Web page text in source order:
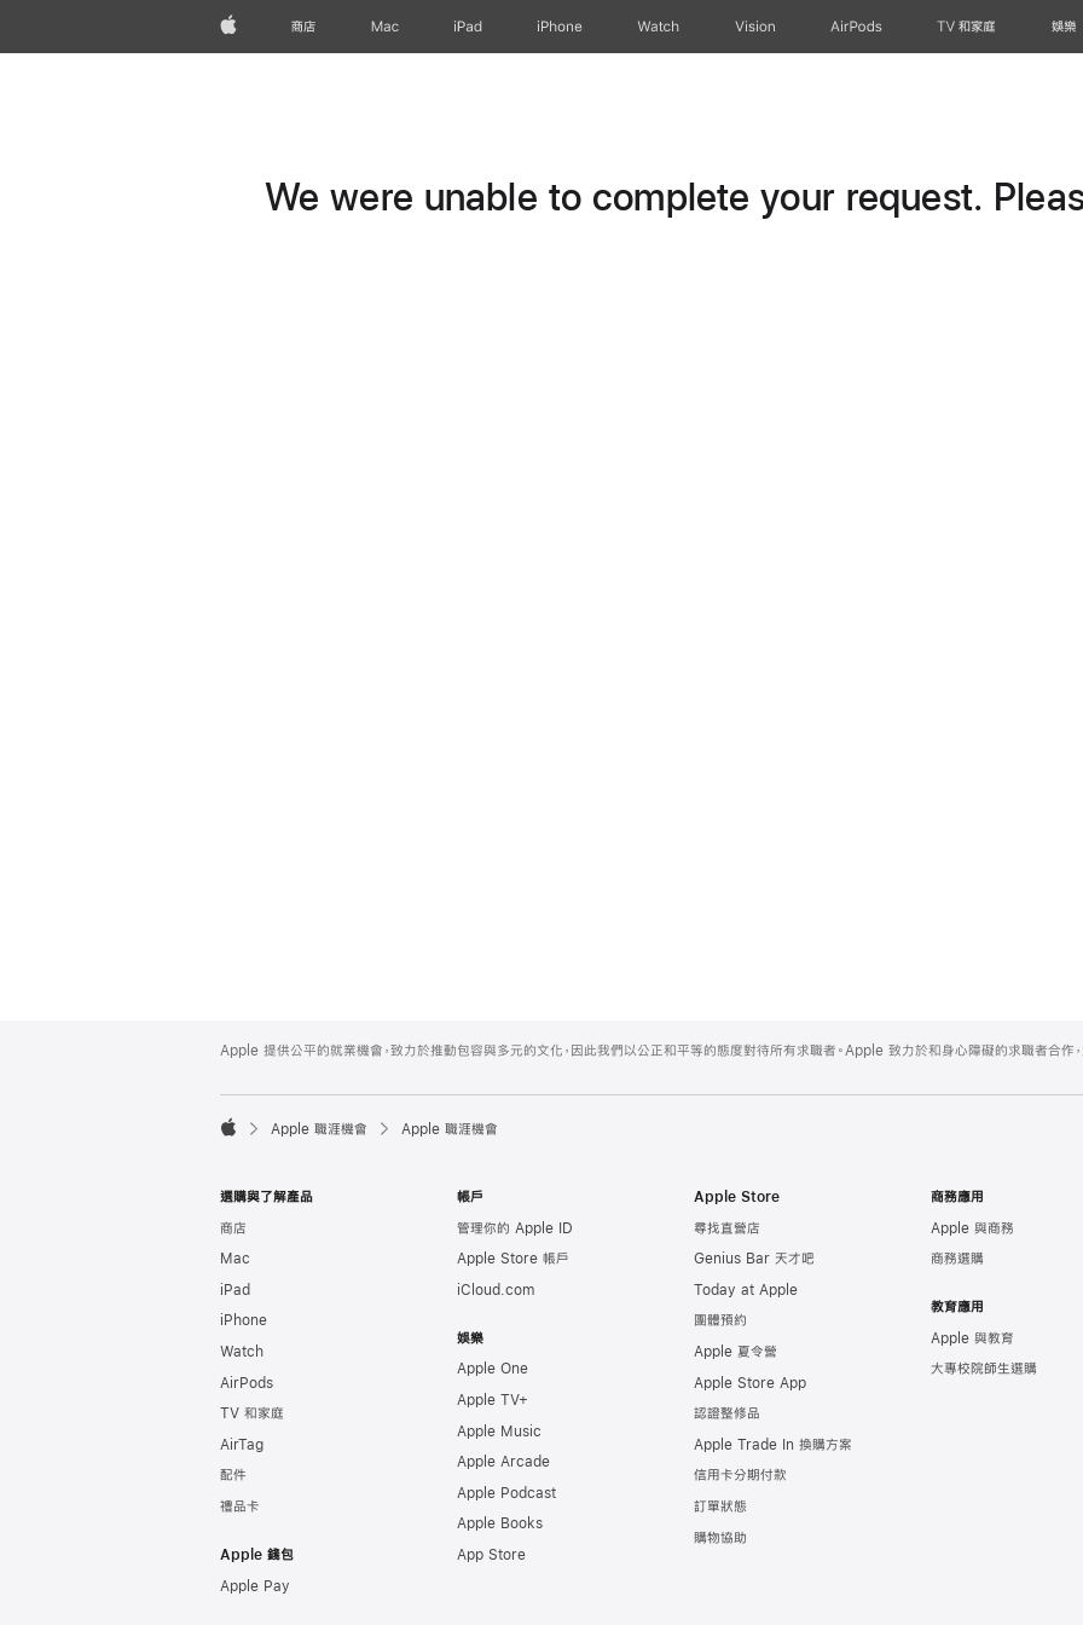
Apple商店 Mac iPad iPhone Watch Vision AirPods TV 和家庭 娛樂
We were unable to complete your request.
Footer
Apple 提供公平的就業機會，致力於推動包容與多元的文化，因此我們以公正和平等的態度對待所有求職者。Apple 致力於和身心障礙的求職者合作，

Apple 職涯機會 Apple 職涯機會
選購與了解產品
商店
Mac
iPad
iPhone
Watch
AirPods
TV 和家庭
AirTag
配件
禮品卡
Apple 錢包
Apple Pay
帳戶
管理你的 Apple ID
Apple Store 帳戶
iCloud.com
娛樂
Apple One
Apple TV+
Apple Music
Apple Arcade
Apple Podcast
Apple Books
App Store
Apple Store
尋找直營店
Genius Bar 天才吧
Today at Apple
團體預約
Apple 夏令營
Apple Store App
認證整修品
Apple Trade In 換購方案
信用卡分期付款
訂單狀態
購物協助
商務應用
Apple 與商務
商務選購
教育應用
Apple 與教育
大專校院師生選購